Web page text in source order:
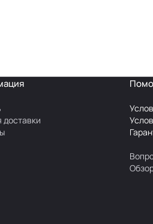
доставки